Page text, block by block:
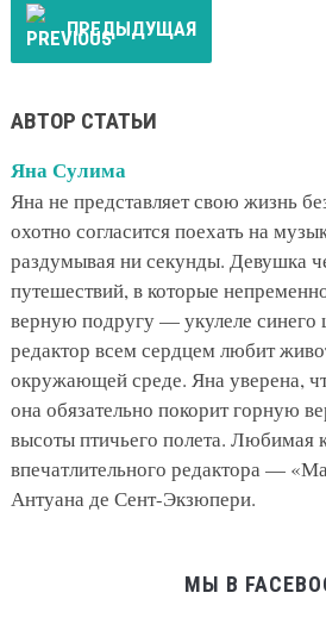
ПРЕДЫДУЩАЯ
АВТОР СТАТЬИ
Яна Сулима
Яна не представляет свою жизнь
охотно согласится поехать на
раздумывая ни секунды. Девушка
путешествий, в которые
верную подругу — укулеле синего
редактор всем сердцем любит
окружающей среде. Яна уверена,
она обязательно покорит горную
высоты птичьего полета. Любимая
впечатлительного редактора —
Антуана де Сент-Экзюпери.
МЫ В